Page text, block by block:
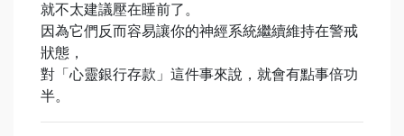
就不太建議壓在睡前了。
因為它們反而容易讓你的神經系統繼續維持在警戒
狀態，
對「心靈銀行存款」這件事來說，就會有點事倍功
半。